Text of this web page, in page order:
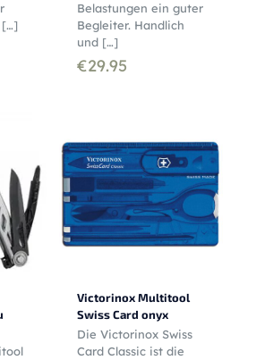
Belastungen ein guter
Begleiter. Handlich
und[…]
€29.95
Victorinox Multitool
Swiss Card onyx
Die Victorinox Swiss
Card Classic ist die